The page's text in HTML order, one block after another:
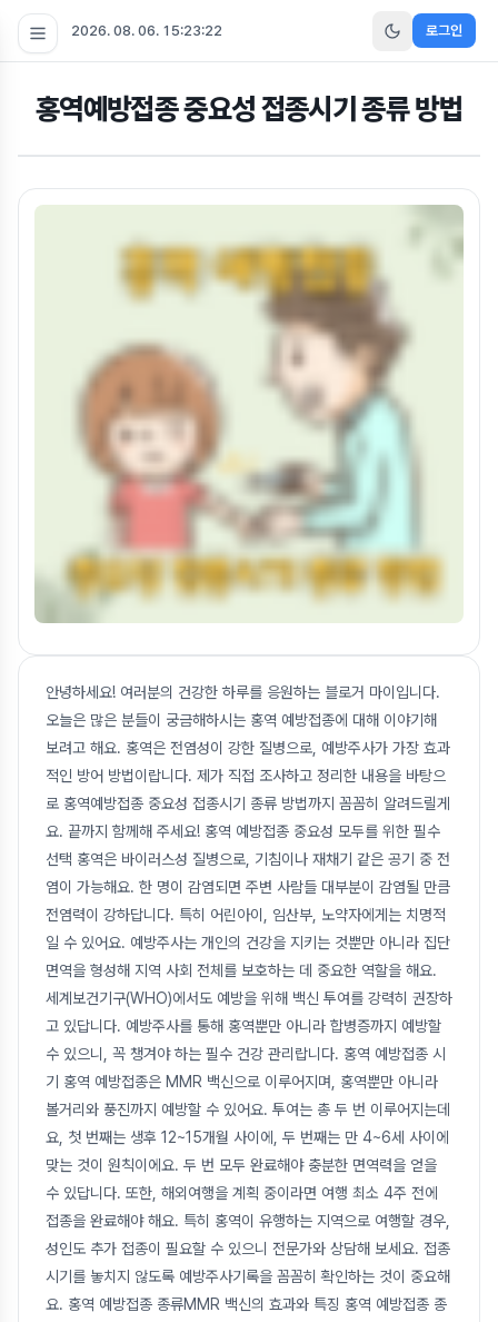
2026. 08. 06. 15:23:22 로그인
홍역예방접종 중요성 접종시기 종류 방법
안녕하세요! 여러분의 건강한 하루를 응원하는 블로거 마이입니다.
오늘은 많은 분들이 궁금해하시는 홍역 예방접종에 대해 이야기해
보려고 해요. 홍역은 전염성이 강한 질병으로, 예방주사가 가장 효과
적인 방어 방법이랍니다. 제가 직접 조사하고 정리한 내용을 바탕으
로 홍역예방접종 중요성 접종시기 종류 방법까지 꼼꼼히 알려드릴게
요. 끝까지 함께해 주세요! 홍역 예방접종 중요성 모두를 위한 필수
선택 홍역은 바이러스성 질병으로, 기침이나 재채기 같은 공기 중 전
염이 가능해요. 한 명이 감염되면 주변 사람들 대부분이 감염될 만큼
전염력이 강하답니다. 특히 어린아이, 임산부, 노약자에게는 치명적
일 수 있어요. 예방주사는 개인의 건강을 지키는 것뿐만 아니라 집단
면역을 형성해 지역 사회 전체를 보호하는 데 중요한 역할을 해요.
세계보건기구(WHO)에서도 예방을 위해 백신 투여를 강력히 권장하
고 있답니다. 예방주사를 통해 홍역뿐만 아니라 합병증까지 예방할
수 있으니, 꼭 챙겨야 하는 필수 건강 관리랍니다. 홍역 예방접종 시
기 홍역 예방접종은 MMR 백신으로 이루어지며, 홍역뿐만 아니라
볼거리와 풍진까지 예방할 수 있어요. 투여는 총 두 번 이루어지는데
요, 첫 번째는 생후 12~15개월 사이에, 두 번째는 만 4~6세 사이에
맞는 것이 원칙이에요. 두 번 모두 완료해야 충분한 면역력을 얻을
수 있답니다. 또한, 해외여행을 계획 중이라면 여행 최소 4주 전에
접종을 완료해야 해요. 특히 홍역이 유행하는 지역으로 여행할 경우,
성인도 추가 접종이 필요할 수 있으니 전문가와 상담해 보세요. 접종
시기를 놓치지 않도록 예방주사기록을 꼼꼼히 확인하는 것이 중요해
요. 홍역 예방접종 종류MMR 백신의 효과와 특징 홍역 예방접종 종